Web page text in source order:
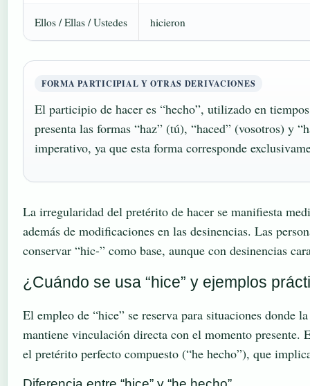
Ellos / Ellas / Ustedes hicieron
FORMA PARTICIPIAL Y OTRAS DERIVACIONES
El participio de hacer es “hecho”, utilizado en
presenta las formas “haz” (tú), “haced” (vosotros) y
imperativo, ya que esta forma corresponde
La irregularidad del pretérito de hacer se manifiesta
además de modificaciones en las desinencias. Las
conservar “hic-” como base, aunque con desinencias
¿Cuándo se usa “hice” y ejemplos
El empleo de “hice” se reserva para situaciones donde
mantiene vinculación directa con el momento presente.
el pretérito perfecto compuesto (“he hecho”), que